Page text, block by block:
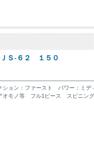
Ｓ-６２ １５０
ョン：ファースト パワー：ミデ
オモノ等 フル1ピース スピニン